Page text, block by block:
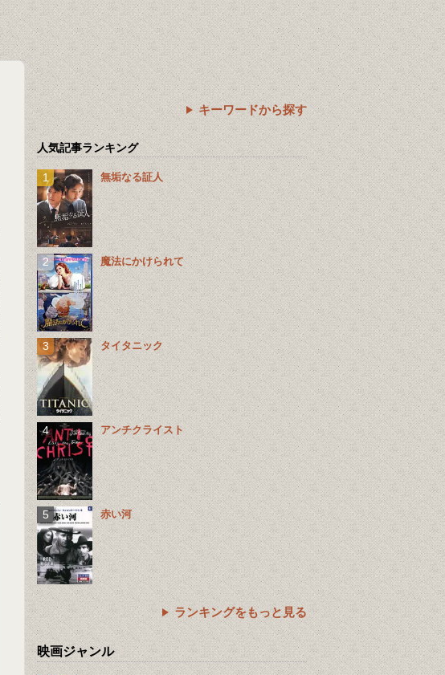
キーワードから探す
人気記事ランキング
無垢なる証人
魔法にかけられて
タイタニック
アンチクライスト
赤い河
ランキングをもっと見る
映画ジャンル